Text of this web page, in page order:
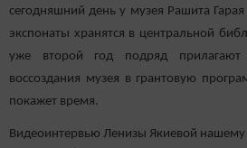
сегодняшний день у музея Рашита Гарая
экспонаты хранятся в центральной
уже второй год подряд
воссоздания музея в грантовую
покажет время.
Видеоинтервью Ленизы Якиевой нашему